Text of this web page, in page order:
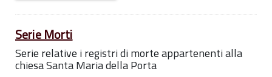
Serie Morti
Serie relative i registri di morte appartenenti alla
chiesa Santa Maria della Porta